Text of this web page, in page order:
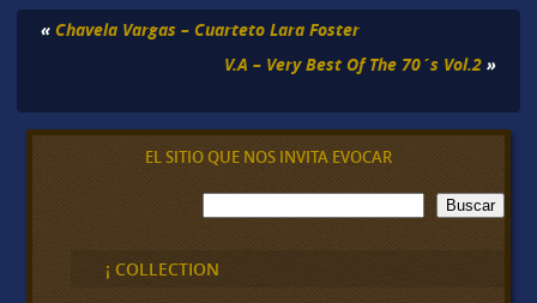
« Chavela Vargas – Cuarteto Lara Foster
V.A – Very Best Of The 70´s Vol.2 »
EL SITIO QUE NOS INVITA EVOCAR
B
u
c
a
Buscar
¡ COLLECTION